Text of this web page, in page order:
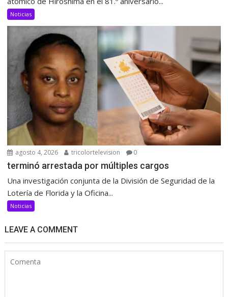
Noticias
agosto 4, 2026 tricolortelevision 0
terminó arrestada por múltiples cargos
Una investigación conjunta de la División de Seguridad de la
Lotería de Florida y la Oficina...
Noticias
LEAVE A COMMENT